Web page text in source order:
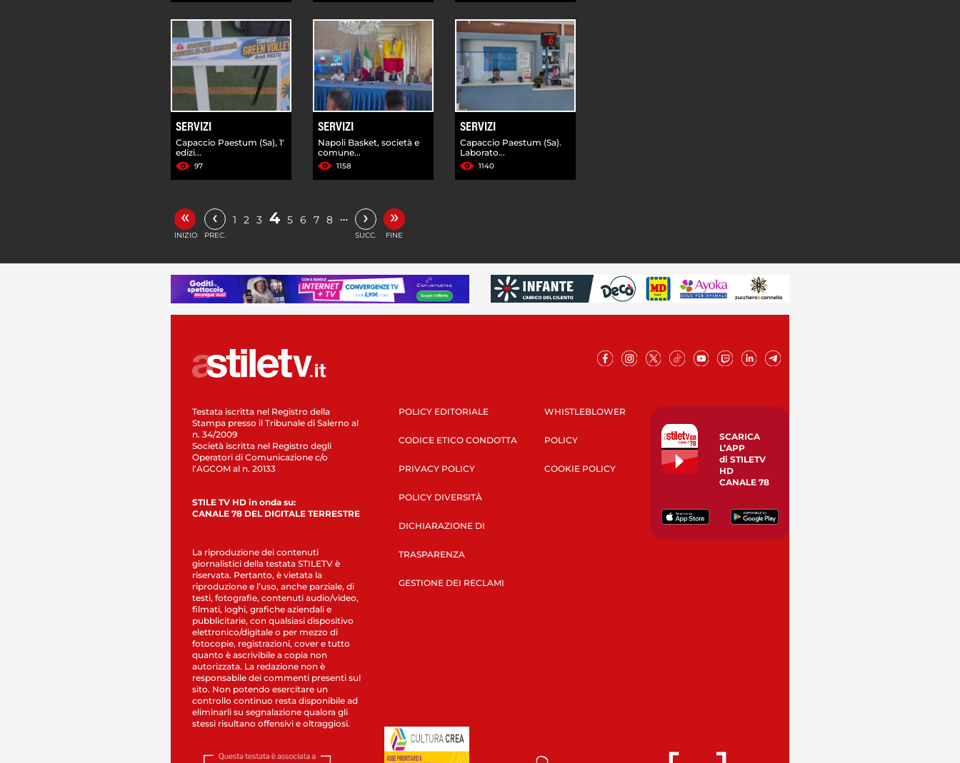
SERVIZI
Capaccio Paestum (Sa), 1'
edizi...
97
SERVIZI
Napoli Basket, società e
comune...
1158
SERVIZI
Capaccio Paestum (Sa).
Laborato...
1140
«
INIZIO
‹
PREC.
1 2 3 4 5 6 7 8 … ›
SUCC.
»
FINE
Testata iscritta nel Registro della
Stampa presso il Tribunale di Salerno al
n. 34/2009
Società iscritta nel Registro degli
Operatori di Comunicazione c/o
l’AGCOM al n. 20133
STILE TV HD in onda su:
CANALE 78 DEL DIGITALE TERRESTRE
La riproduzione dei contenuti
giornalistici della testata STILETV è
riservata. Pertanto, è vietata la
riproduzione e l’uso, anche parziale, di
testi, fotografie, contenuti audio/video,
filmati, loghi, grafiche aziendali e
pubblicitarie, con qualsiasi dispositivo
elettronico/digitale o per mezzo di
fotocopie, registrazioni, cover e tutto
quanto è ascrivibile a copia non
autorizzata. La redazione non è
responsabile dei commenti presenti sul
sito. Non potendo esercitare un
controllo continuo resta disponibile ad
eliminarli su segnalazione qualora gli
stessi risultano offensivi e oltraggiosi.
POLICY EDITORIALE
CODICE ETICO CONDOTTA
PRIVACY POLICY
POLICY DIVERSITÀ
DICHIARAZIONE DI
TRASPARENZA
GESTIONE DEI RECLAMI
WHISTLEBLOWER
POLICY
COOKIE POLICY
SCARICA
L’APP
di STILETV
HD
CANALE 78